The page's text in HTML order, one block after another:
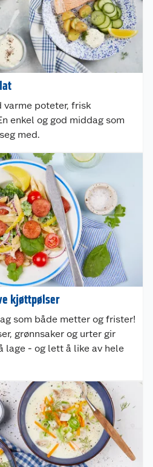
varme poteter, frisk
enkel og god middag som
med.
kjøttpølser
som både metter og frister!
grønnsaker og urter gir
lage - og lett å like av hele